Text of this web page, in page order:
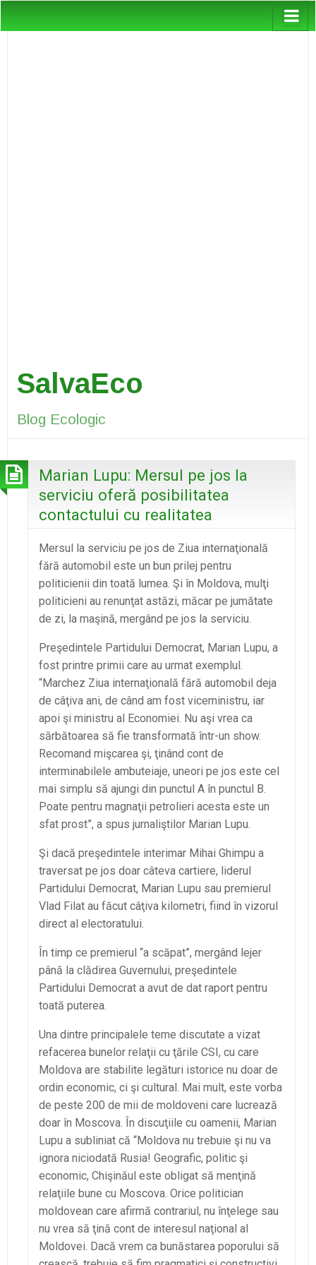
SalvaEco
Blog Ecologic
Marian Lupu: Mersul pe jos la
serviciu oferă posibilitatea
contactului cu realitatea
Mersul la serviciu pe jos de Ziua internaţională
fără automobil este un bun prilej pentru
politicienii din toată lumea. Şi în Moldova, mulţi
politicieni au renunţat astăzi, măcar pe jumătate
de zi, la maşină, mergând pe jos la serviciu.
Preşedintele Partidului Democrat, Marian Lupu, a
fost printre primii care au urmat exemplul.
“Marchez Ziua internaţională fără automobil deja
de câţiva ani, de când am fost viceministru, iar
apoi şi ministru al Economiei. Nu aşi vrea ca
sărbătoarea să fie transformată într-un show.
Recomand mişcarea şi, ţinând cont de
interminabilele ambuteiaje, uneori pe jos este cel
mai simplu să ajungi din punctul A în punctul B.
Poate pentru magnaţii petrolieri acesta este un
sfat prost”, a spus jurnaliştilor Marian Lupu.
Şi dacă preşedintele interimar Mihai Ghimpu a
traversat pe jos doar câteva cartiere, liderul
Partidului Democrat, Marian Lupu sau premierul
Vlad Filat au făcut câţiva kilometri, fiind în vizorul
direct al electoratului.
În timp ce premierul “a scăpat”, mergând lejer
până la clădirea Guvernului, preşedintele
Partidului Democrat a avut de dat raport pentru
toată puterea.
Una dintre principalele teme discutate a vizat
refacerea bunelor relaţii cu ţările CSI, cu care
Moldova are stabilite legături istorice nu doar de
ordin economic, ci şi cultural. Mai mult, este vorba
de peste 200 de mii de moldoveni care lucrează
doar în Moscova. În discuţiile cu oamenii, Marian
Lupu a subliniat că “Moldova nu trebuie şi nu va
ignora niciodată Rusia! Geografic, politic şi
economic, Chişinăul este obligat să menţină
relaţiile bune cu Moscova. Orice politician
moldovean care afirmă contrariul, nu înţelege sau
nu vrea să ţină cont de interesul naţional al
Moldovei. Dacă vrem ca bunăstarea poporului să